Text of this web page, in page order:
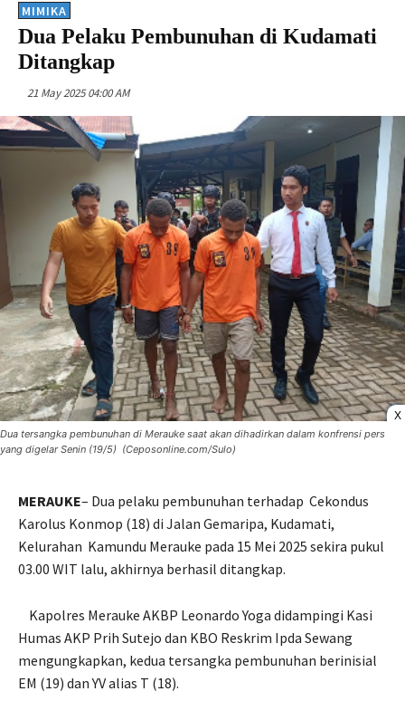
MIMIKA
Dua Pelaku Pembunuhan di Kudamati
Ditangkap
21 May 2025 04:00 AM
X
Dua tersangka pembunuhan di Merauke saat akan dihadirkan dalam konfrensi pers
yang digelar Senin (19/5) (Ceposonline.com/Sulo)
MERAUKE– Dua pelaku pembunuhan terhadap Cekondus
Karolus Konmop (18) di Jalan Gemaripa, Kudamati,
Kelurahan Kamundu Merauke pada 15 Mei 2025 sekira pukul
03.00 WIT lalu, akhirnya berhasil ditangkap.
Kapolres Merauke AKBP Leonardo Yoga didampingi Kasi
Humas AKP Prih Sutejo dan KBO Reskrim Ipda Sewang
mengungkapkan, kedua tersangka pembunuhan berinisial
EM (19) dan YV alias T (18).